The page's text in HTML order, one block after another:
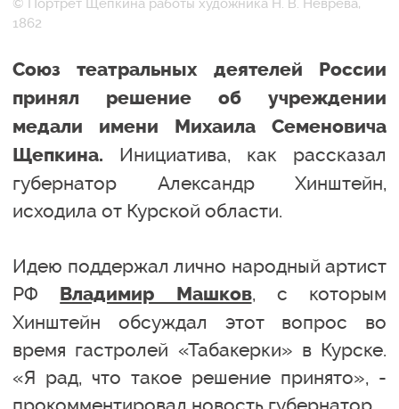
© Портрет Щепкина работы художника Н. В. Неврева,
1862
Союз театральных деятелей России
принял решение об учреждении
медали имени Михаила Семеновича
Щепкина. Инициатива, как рассказал
губернатор Александр Хинштейн,
исходила от Курской области.
Идею поддержал лично народный артист
РФ Владимир Машков, с которым
Хинштейн обсуждал этот вопрос во
время гастролей «Табакерки» в Курске.
«Я рад, что такое решение принято», -